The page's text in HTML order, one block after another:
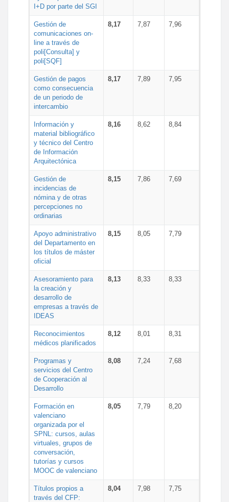
I+D por parte del SGI
Gestión de
comunicaciones on-
line a través de
poli[Consulta] y
poli[SQF]
8,17 7,87 7,96
Gestión de pagos
como consecuencia
de un periodo de
intercambio
8,17 7,89 7,95
Información y
material bibliográfico
y técnico del Centro
de Información
Arquitectónica
8,16 8,62 8,84
Gestión de
incidencias de
nómina y de otras
percepciones no
ordinarias
8,15 7,86 7,69
Apoyo administrativo
del Departamento en
los títulos de máster
oficial
8,15 8,05 7,79
Asesoramiento para
la creación y
desarrollo de
empresas a través de
IDEAS
8,13 8,33 8,33
Reconocimientos
médicos planificados
8,12 8,01 8,31
Programas y
servicios del Centro
de Cooperación al
Desarrollo
8,08 7,24 7,68
Formación en
valenciano
organizada por el
SPNL: cursos, aulas
virtuales, grupos de
conversación,
tutorías y cursos
MOOC de valenciano
8,05 7,79 8,20
Títulos propios a
través del CFP:
8,04 7,98 7,75